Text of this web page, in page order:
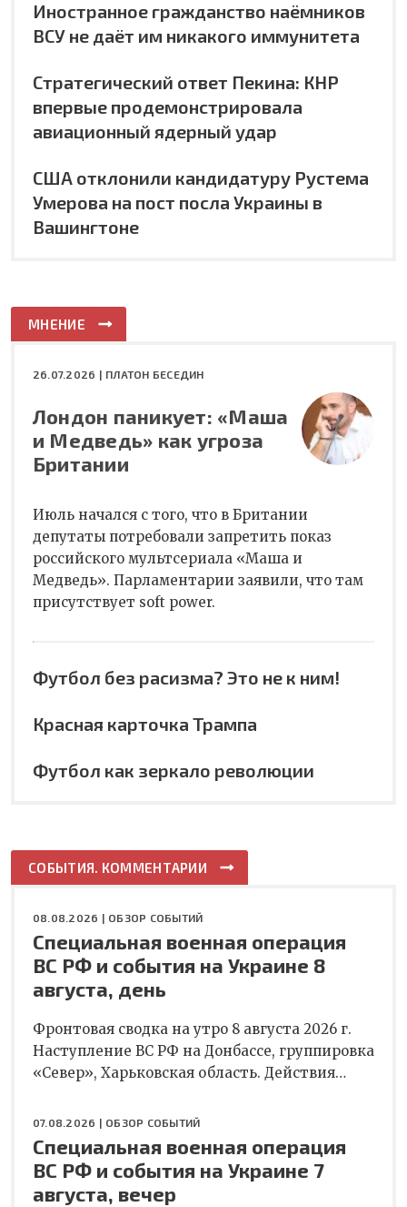
Иностранное гражданство наёмников
ВСУ не даёт им никакого иммунитета
Стратегический ответ Пекина: КНР
впервые продемонстрировала
авиационный ядерный удар
США отклонили кандидатуру Рустема
Умерова на пост посла Украины в
Вашингтоне
МНЕНИЕ
26.07.2026 | ПЛАТОН БЕСЕДИН
Лондон паникует: «Маша
и Медведь» как угроза
Британии
Июль начался с того, что в Британии
депутаты потребовали запретить показ
российского мультсериала «Маша и
Медведь». Парламентарии заявили, что там
присутствует soft power.
Футбол без расизма? Это не к ним!
Красная карточка Трампа
Футбол как зеркало революции
СОБЫТИЯ. КОММЕНТАРИИ
08.08.2026 | ОБЗОР СОБЫТИЙ
Специальная военная операция
ВС РФ и события на Украине 8
августа, день
Фронтовая сводка на утро 8 августа 2026 г.
Наступление ВС РФ на Донбассе, группировка
«Север», Харьковская область. Действия…
07.08.2026 | ОБЗОР СОБЫТИЙ
Специальная военная операция
ВС РФ и события на Украине 7
августа, вечер